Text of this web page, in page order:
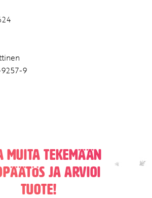
9
muita tekemään
ja arvioi
tuote!